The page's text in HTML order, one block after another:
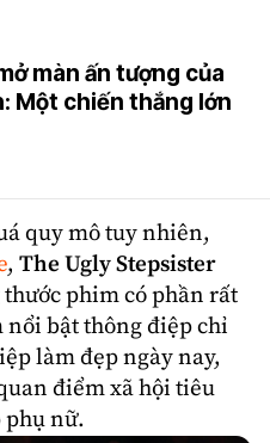
màn ấn tượng của
Một chiến thắng lớn
quy mô tuy nhiên,
, The Ugly Stepsister
phim có phần rất
nổi bật thông điệp chỉ
làm đẹp ngày nay,
điểm xã hội tiêu
phụ nữ.